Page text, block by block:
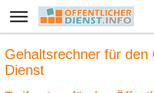
Gehaltsrechner für den
Dienst